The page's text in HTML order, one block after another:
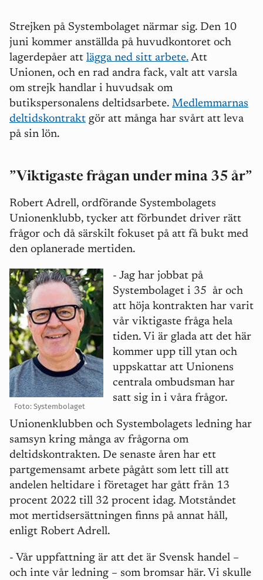
Strejken på Systembolaget närmar sig. Den 10
juni kommer anställda på huvudkontoret och
lagerdepåer att lägga ned sitt arbete. Att
Unionen, och en rad andra fack, valt att varsla
om strejk handlar i huvudsak om
butikspersonalens deltidsarbete. Medlemmarnas
deltidskontrakt gör att många har svårt att leva
på sin lön.
”Viktigaste frågan under mina 35 år”
Robert Adrell, ordförande Systembolagets
Unionenklubb, tycker att förbundet driver rätt
frågor och då särskilt fokuset på att få bukt med
den oplanerade mertiden.
Foto: Systembolaget
- Jag har jobbat på
Systembolaget i 35 år och
att höja kontrakten har varit
vår viktigaste fråga hela
tiden. Vi är glada att det här
kommer upp till ytan och
uppskattar att Unionens
centrala ombudsman har
satt sig in i våra frågor.
Unionenklubben och Systembolagets ledning har
samsyn kring många av frågorna om
deltidskontrakten. De senaste åren har ett
partgemensamt arbete pågått som lett till att
andelen heltidare i företaget har gått från 13
procent 2022 till 32 procent idag. Motståndet
mot mertidsersättningen finns på annat håll,
enligt Robert Adrell.
- Vår uppfattning är att det är Svensk handel –
och inte vår ledning – som bromsar här. Vi skulle